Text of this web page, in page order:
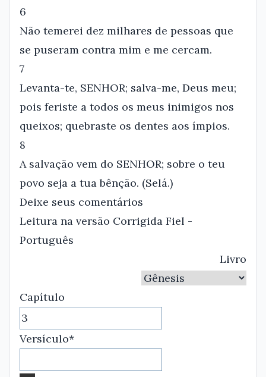
6
Não temerei dez milhares de pessoas que
se puseram contra mim e me cercam.
7
Levanta-te, SENHOR; salva-me, Deus meu;
pois feriste a todos os meus inimigos nos
queixos; quebraste os dentes aos ímpios.
8
A salvação vem do SENHOR; sobre o teu
povo seja a tua bênção. (Selá.)
Deixe seus comentários
Leitura na versão Corrigida Fiel -
Português
Livro
Capítulo
Versículo*